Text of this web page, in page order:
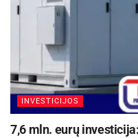
INVESTICIJOS
7,6 mln. eurų